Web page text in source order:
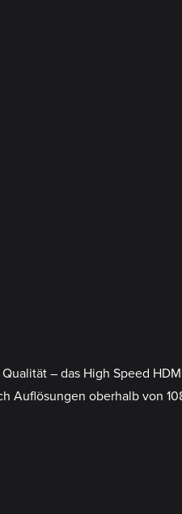
– das High Speed
Auflösungen oberhalb von